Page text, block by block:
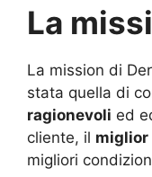
La
La mission di
stata quella di
ragionevoli ed
cliente, il miglior
migliori